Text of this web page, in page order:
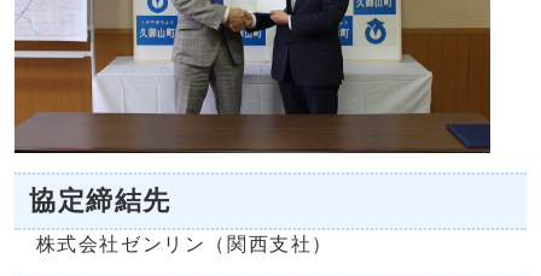
協定締結先
株式会社ゼンリン（関西支社）